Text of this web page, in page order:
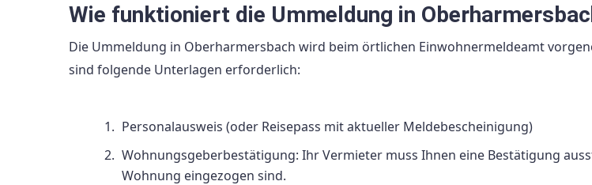
Wie funktioniert die Ummeldung in
Die Ummeldung in Oberharmersbach wird beim örtlichen Einwohnermeldeamt
sind folgende Unterlagen erforderlich:
Personalausweis (oder Reisepass mit aktueller Meldebescheinigung)
Wohnungsgeberbestätigung: Ihr Vermieter muss Ihnen eine Bestätigung
Wohnung eingezogen sind.